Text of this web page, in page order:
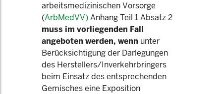
arbeitsmedizinischen Vorsorge
(ArbMedVV)Anhang Teil 1 Absatz 2
muss im vorliegenden Fall
angeboten werden, wenn unter
Berücksichtigung der Darlegungen
des Herstellers/Inverkehrbringers
beim Einsatz des entsprechenden
Gemisches eine Exposition